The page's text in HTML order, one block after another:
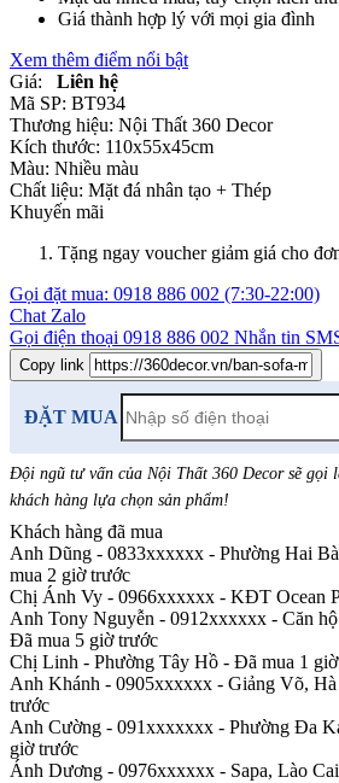
Giá thành hợp lý với mọi gia đình
Xem thêm điểm nổi bật
Giá:
Liên hệ
Mã SP: BT934
Thương hiệu: Nội Thất 360 Decor
Kích thước: 110x55x45cm
Màu: Nhiều màu
Chất liệu: Mặt đá nhân tạo + Thép
Khuyến mãi
Tặng ngay voucher giảm giá cho
Gọi đặt mua: 0918 886 002 (7:30-22:00)
Chat Zalo
Gọi điện thoại 0918 886 002 Nhắn tin
Copy link
ĐẶT MUA
Đội ngũ tư vấn của Nội Thất 360 Decor sẽ gọi
khách hàng lựa chọn sản phẩm!
Khách hàng đã mua
Anh Dũng - 0833xxxxxx - Phường Hai
mua 2 giờ trước
Chị Ánh Vy - 0966xxxxxx - KĐT Ocean
Anh Tony Nguyễn - 0912xxxxxx - Căn
Đã mua 5 giờ trước
Chị Linh - Phường Tây Hồ - Đã mua 1
Anh Khánh - 0905xxxxxx - Giảng Võ,
trước
Anh Cường - 091xxxxxxx - Phường Đa
giờ trước
Ánh Dương - 0976xxxxxx - Sapa, Lào